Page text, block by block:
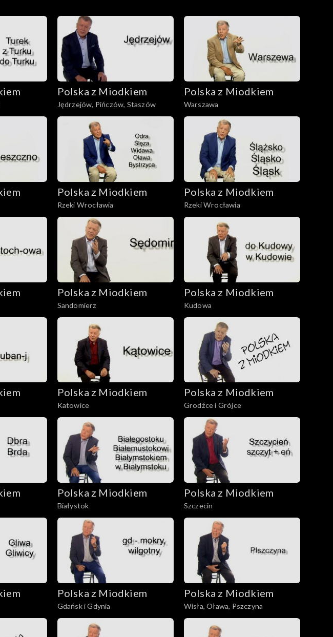
Polska z Miodkiem
Jędrzejów, Pińczów, Staszów
Polska z Miodkiem
Warszawa
Polska z Miodkiem
Rzeki Wrocławia
Polska z Miodkiem
Rzeki Wrocławia
Polska z Miodkiem
Sandomierz
Polska z Miodkiem
Kudowa
Polska z Miodkiem
Katowice
Polska z Miodkiem
Grodźce i Grójce
Polska z Miodkiem
Białystok
Polska z Miodkiem
Szczecin
Polska z Miodkiem
Gdańsk i Gdynia
Polska z Miodkiem
Wisła, Oława, Pszczyna